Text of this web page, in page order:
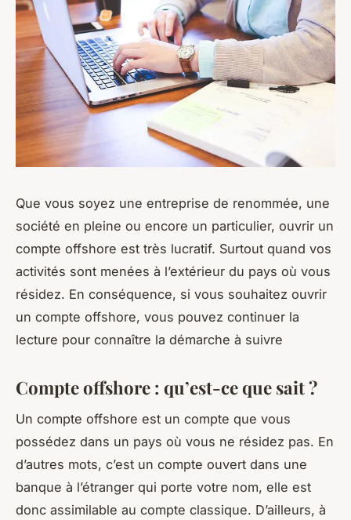
Que vous soyez une entreprise de renommée, une
société en pleine ou encore un particulier, ouvrir un
compte offshore est très lucratif. Surtout quand vos
activités sont menées à l’extérieur du pays où vous
résidez. En conséquence, si vous souhaitez ouvrir
un compte offshore, vous pouvez continuer la
lecture pour connaître la démarche à suivre
Compte offshore : qu’est-ce que sait ?
Un compte offshore est un compte que vous
possédez dans un pays où vous ne résidez pas. En
d’autres mots, c’est un compte ouvert dans une
banque à l’étranger qui porte votre nom, elle est
donc assimilable au compte classique. D’ailleurs, à